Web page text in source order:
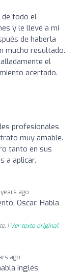
todo el
y le llevé a mi
de haberla
mucho resultado.
el
acertado.
profesionales
muy amable.
tanto en sus
a aplicar.
ago
Oscar. Habla
| Ver texto original
ago
inglés.